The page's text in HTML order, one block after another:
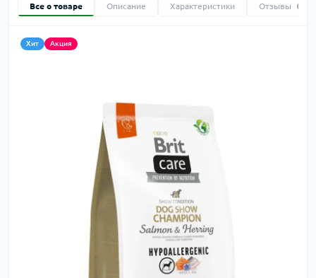
Все о товаре Описание Характеристики Отзывы
Хит Акция